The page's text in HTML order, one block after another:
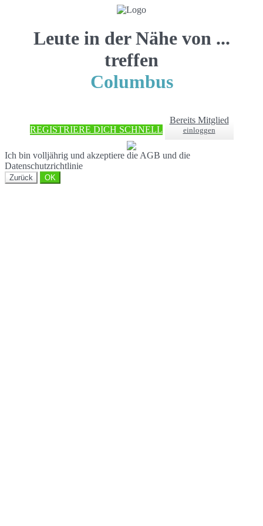
Leute in der Nähe von ...
treffen
Columbus
REGISTRIERE DICH SCHNELL
Bereits Mitglied
einloggen
Ich bin volljährig und akzeptiere die AGB und die
Datenschutzrichtlinie
Zurück OK